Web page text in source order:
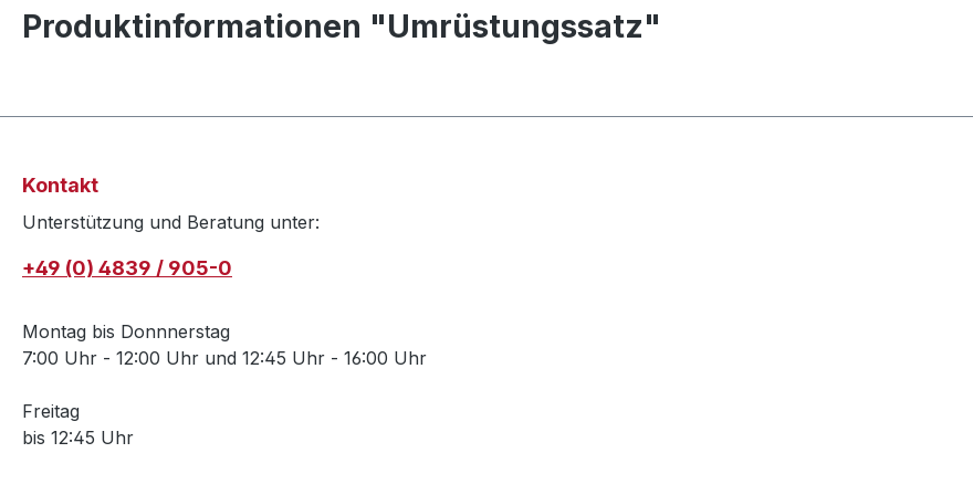
Produktinformationen "Umrüstungssatz"
Kontakt
Unterstützung und Beratung unter:
+49 (0) 4839 / 905-0
Montag bis Donnnerstag
7:00 Uhr - 12:00 Uhr und 12:45 Uhr - 16:00 Uhr
Freitag
bis 12:45 Uhr